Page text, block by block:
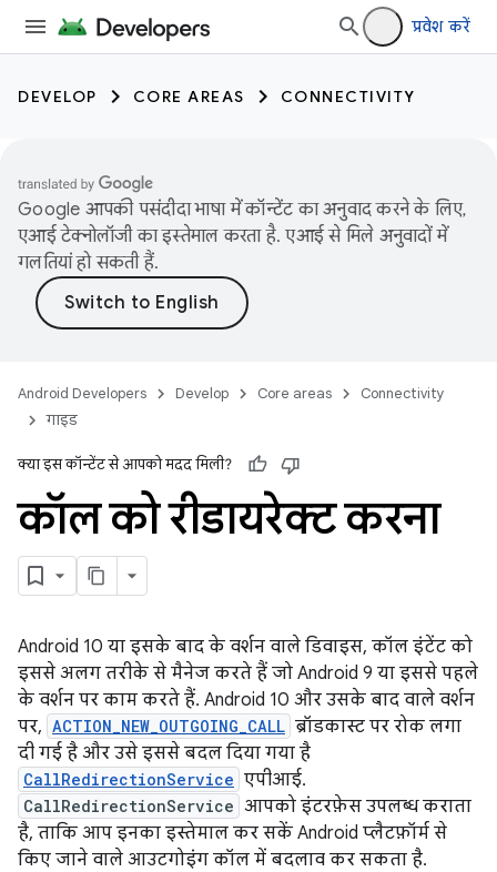
प्रवेश करें
DEVELOP CORE AREAS CONNECTIVITY
Google आपकी पसंदीदा भाषा में कॉन्टेंट का अनुवाद करने के लिए,
एआई टेक्नोलॉजी का इस्तेमाल करता है. एआई से मिले अनुवादों में
गलतियां हो सकती हैं.
Android Developers Develop Core areas
Connectivity
गाइड
क्या इस कॉन्टेंट से आपको मदद मिली?
कॉल को रीडायरेक्ट करना
Android 10 या इसके बाद के वर्शन वाले डिवाइस, कॉल इंटेंट को
इससे अलग तरीके से मैनेज करते हैं जो Android 9 या इससे पहले
के वर्शन पर काम करते हैं. Android 10 और उसके बाद वाले वर्शन
पर, ACTION_NEW_OUTGOING_CALL ब्रॉडकास्ट पर रोक लगा
दी गई है और उसे इससे बदल दिया गया है
CallRedirectionService एपीआई.
CallRedirectionService आपको इंटरफ़ेस उपलब्ध कराता
है, ताकि आप इनका इस्तेमाल कर सकें Android प्लैटफ़ॉर्म से
किए जाने वाले आउटगोइंग कॉल में बदलाव कर सकता है.